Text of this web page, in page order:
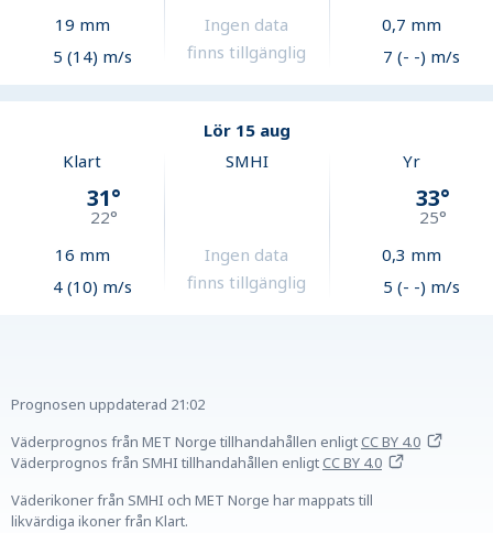
19 mm
5 (14) m/s
Ingen data
finns tillgänglig
0,7 mm
7 (- -) m/s
Lör 15 aug
Klart
31°
22°
16 mm
4 (10) m/s
SMHI
Ingen data
finns tillgänglig
Yr
33°
25°
0,3 mm
5 (- -) m/s
Prognosen uppdaterad 21:02
Väderprognos från MET Norge tillhandahållen enligtCC BY 4.0
Väderprognos från SMHI tillhandahållen enligtCC BY 4.0
Väderikoner från SMHI och MET Norge har mappats till
likvärdiga ikoner från Klart.